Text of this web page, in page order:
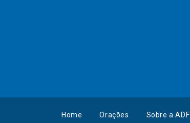
Home Orações Sobre a ADF